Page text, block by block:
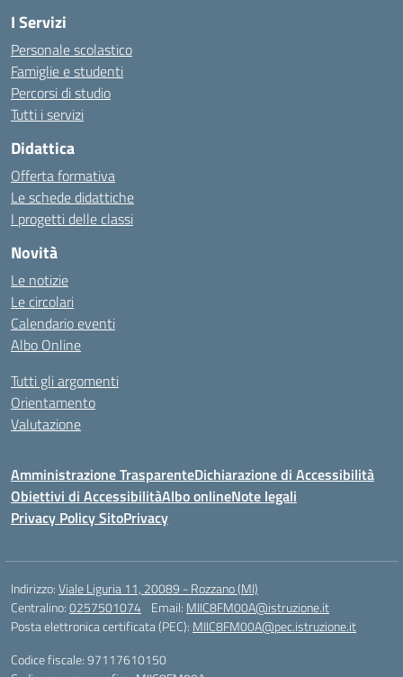
I Servizi
Personale scolastico
Famiglie e studenti
Percorsi di studio
Tutti i servizi
Didattica
Offerta formativa
Le schede didattiche
I progetti delle classi
Novità
Le notizie
Le circolari
Calendario eventi
Albo Online
Tutti gli argomenti
Orientamento
Valutazione
Amministrazione TrasparenteDichiarazione di Accessibilità
Obiettivi di AccessibilitàAlbo onlineNote legali
Privacy Policy SitoPrivacy
Indirizzo:Viale Liguria 11, 20089 - Rozzano (MI)
Centralino:0257501074 Email: MIIC8FM00A@istruzione.it
Posta elettronica certificata (PEC): MIIC8FM00A@pec.istruzione.it
Codice fiscale: 97117610150